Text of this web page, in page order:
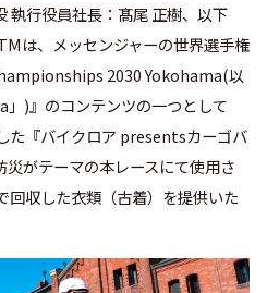
執行役員社長：髙尾 正樹、以下
は、メッセンジャーの世界選手権
2030 Yokohama(以
)』のコンテンツの一つとして
た『バイクロア presentsカーゴバ
がテーマの本レースにて使用さ
収した衣類（古着）を提供いた